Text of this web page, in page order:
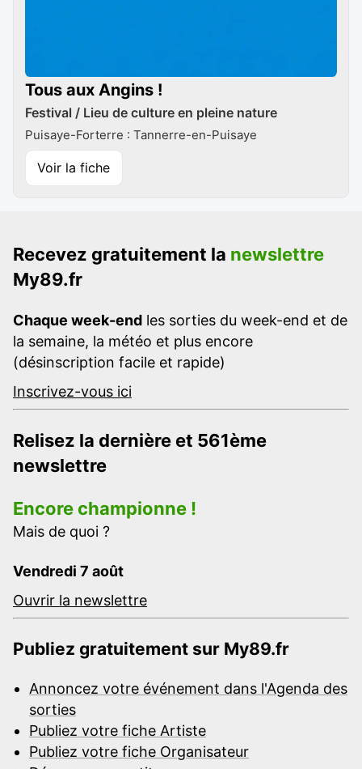
Tous aux Angins !
Festival / Lieu de culture en pleine nature
Puisaye-Forterre : Tannerre-en-Puisaye
Voir la fiche
Recevez gratuitement la newslettre
My89.fr
Chaque week-end les sorties du week-end et de
la semaine, la météo et plus encore
(désinscription facile et rapide)
Inscrivez-vous ici
Relisez la dernière et 561ème
newslettre
Encore championne !
Mais de quoi ?
Vendredi 7 août
Ouvrir la newslettre
Publiez gratuitement sur My89.fr
Annoncez votre événement dans l'Agenda des
sorties
Publiez votre fiche Artiste
Publiez votre fiche Organisateur